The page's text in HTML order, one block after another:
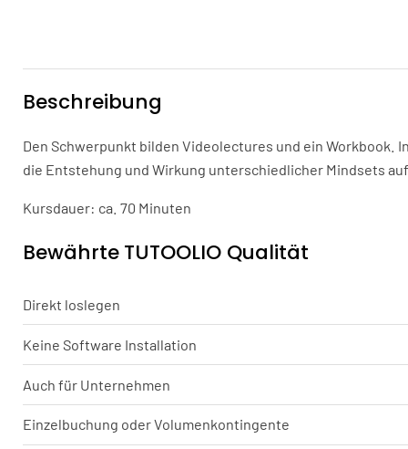
Beschreibung
Den Schwerpunkt bilden Videolectures und ein
die Entstehung und Wirkung unterschiedlicher Mindsets
Kursdauer: ca. 70 Minuten
Bewährte TUTOOLIO Qualität
Direkt loslegen
Keine Software Installation
Auch für Unternehmen
Einzelbuchung oder Volumenkontingente